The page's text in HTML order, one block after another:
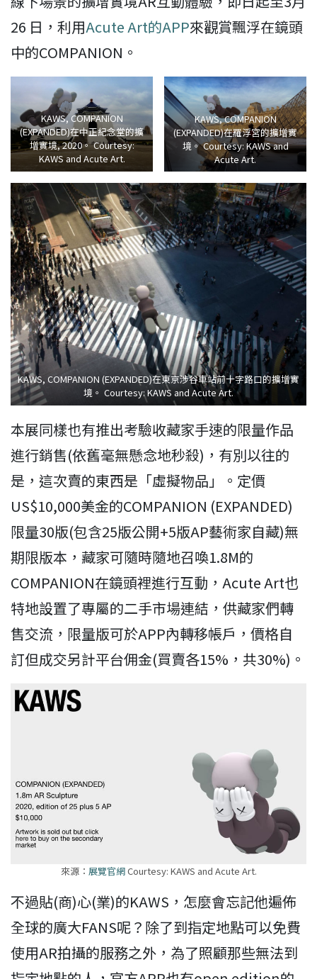
26 日，利用Acute Art的APP來觀賞飄浮在鏡頭
中的COMPANION。
KAWS, COMPANION
(EXPANDED)在中正紀念堂的擴
增實境, 2020。 Courtesy:
KAWS and Acute Art.
KAWS, COMPANION
(EXPANDED)在羅浮宮的擴增實
境。 Courtesy: KAWS and
Acute Art.
KAWS, COMPANION (EXPANDED)在東京涉谷車站前十字路口的擴增實
境。 Courtesy: KAWS and Acute Art.
本展同樣也有推出考驗收藏家手速的限量作品
進行銷售(依舊毫無懸念地秒殺)，有別以往的
是，這次賣的東西是「虛擬物品」。定價
US$10,000美金的COMPANION (EXPANDED)
限量30版(包含25版公開+5版AP藝術家自藏)無
期限版本，藏家可隨時隨地召喚1.8M的
COMPANION在鏡頭裡進行互動，Acute Art也
特地設置了專屬的二手市場連結，供藏家們轉
售交流，限量版可於APP內轉移帳戶，價格自
訂但成交另計平台佣金(買賣各15%，共30%)。
來源： 展覽官網Courtesy: KAWS and Acute Art.
不過貼(商)心(業)的KAWS，怎麼會忘記他遍佈
全球的廣大FANS呢？除了到指定地點可以免費
使用AR拍攝的服務之外，為了照顧那些無法到